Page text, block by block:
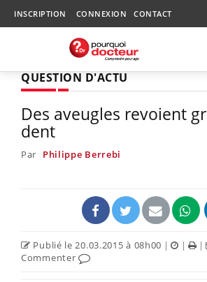
INSCRIPTION CONNEXION CONTACT
QUESTION D'ACTU
Des aveugles revoient
dent
Par Philippe Berrebi
Publié le 20.03.2015 à 08h00 | | |
Commenter